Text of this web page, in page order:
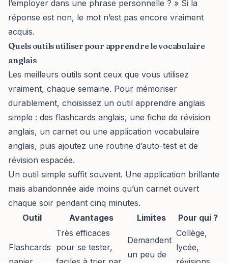
l’employer dans une phrase personnelle ? » Si la
réponse est non, le mot n’est pas encore vraiment
acquis.
Quels outils utiliser pour apprendre le vocabulaire
anglais
Les meilleurs outils sont ceux que vous utilisez
vraiment, chaque semaine. Pour mémoriser
durablement, choisissez un outil apprendre anglais
simple : des flashcards anglais, une fiche de révision
anglais, un carnet ou une application vocabulaire
anglais, puis ajoutez une routine d’auto-test et de
révision espacée.
Un outil simple suffit souvent. Une application brillante
mais abandonnée aide moins qu’un carnet ouvert
chaque soir pendant cinq minutes.
Outil
Avantages Limites Pour qui ?
Flashcards
Très efficaces
pour se tester,
Demandent
un peu de
Collège,
lycée,